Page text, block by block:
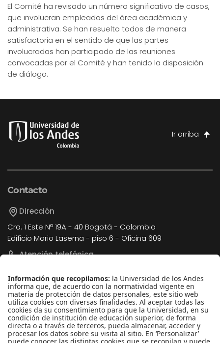
El Comité ha revisado un número significativo de casos,
que involucran empleados del área académica y
administrativa. Se han resuelto todos de manera
satisfactoria en el sentido de que las partes
involucradas han participado de las reuniones
convocadas por el Comité y han tenido la disposición
de diálogo.
Ir arriba
Contacto
Dirección
Cra. 1 Este Nº 19A - 40 Bogotá - Colombia
Edificio Mario Laserna - piso 6 - Oficina 609
Atención telefónica
Enlaces de interés
Línea de Transparencia Uniandes